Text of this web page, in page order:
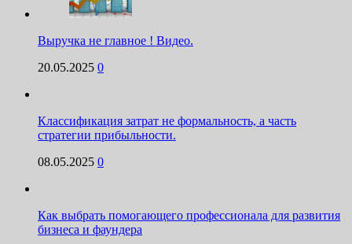
Выручка не главное ! Видео.
20.05.2025 0
Классификация затрат не формальность, а часть
стратегии прибыльности.
08.05.2025 0
Как выбрать помогающего профессионала для развития
бизнеса и фаундера